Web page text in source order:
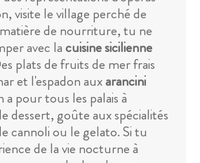
visite le village perché de
de nourriture, tu ne
avec lacuisine sicilienne
plats de fruits de mer frais
et l'espadon auxarancini
a pour tous les palais à
dessert, goûte aux spécialités
cannoli ou le gelato. Si tu
de la vie nocturne à